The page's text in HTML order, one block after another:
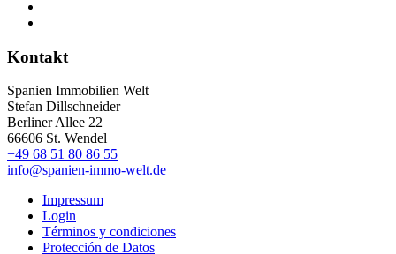
Kontakt
Spanien Immobilien Welt
Stefan Dillschneider
Berliner Allee 22
66606 St. Wendel
+49 68 51 80 86 55
info@spanien-immo-welt.de
Impressum
Login
Términos y condiciones
Protección de Datos